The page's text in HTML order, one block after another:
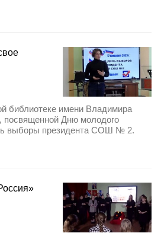
библиотеке имени Владимира
посвященной Дню молодого
выборы президента СОШ № 2.